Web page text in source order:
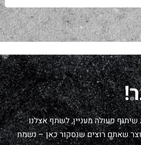
פעולה מעניין, לשתף אצלנו
שאתם רוצים שנסקור כאן – נשמח